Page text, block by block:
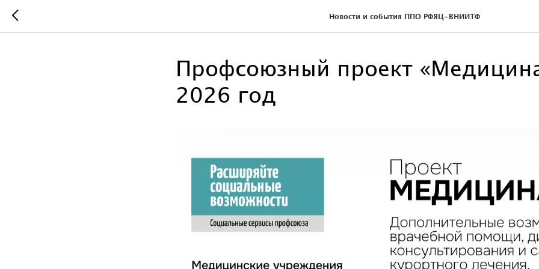
Новости и события ППО РФЯЦ-ВНИИТФ
Профсоюзный проект
2026 год